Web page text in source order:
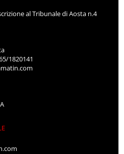
al Tribunale di Aosta n.4
1820141